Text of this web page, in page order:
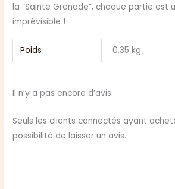
la “Sainte Grenade”, chaque partie est
imprévisible !
Poids 0,35 kg
Il n’y a pas encore d’avis.
Seuls les clients connectés ayant
possibilité de laisser un avis.